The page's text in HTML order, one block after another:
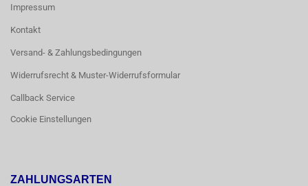
Impressum
Kontakt
Versand- & Zahlungsbedingungen
Widerrufsrecht & Muster-Widerrufsformular
Callback Service
Cookie Einstellungen
ZAHLUNGSARTEN